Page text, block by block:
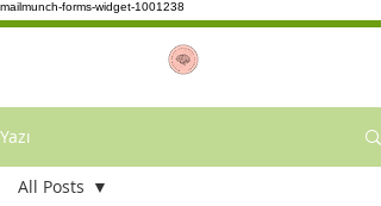
mailmunch-forms-widget-1001238
Yazı
All Posts